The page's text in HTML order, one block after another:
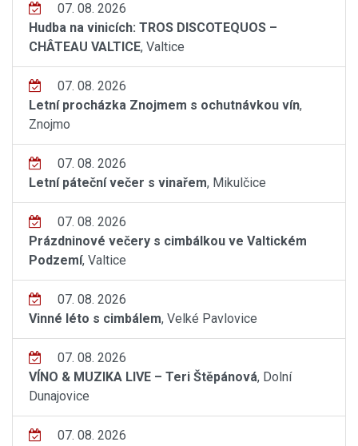
07. 08. 2026
Hudba na vinicích: TROS DISCOTEQUOS –
CHÂTEAU VALTICE, Valtice
07. 08. 2026
Letní procházka Znojmem s ochutnávkou vín,
Znojmo
07. 08. 2026
Letní páteční večer s vinařem, Mikulčice
07. 08. 2026
Prázdninové večery s cimbálkou ve Valtickém
Podzemí, Valtice
07. 08. 2026
Vinné léto s cimbálem, Velké Pavlovice
07. 08. 2026
VÍNO & MUZIKA LIVE – Teri Štěpánová, Dolní
Dunajovice
07. 08. 2026